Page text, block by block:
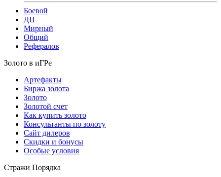
Боевой
ДП
Мирный
Общий
Рефералов
Золото в иГРе
Артефакты
Биржа золота
Золото
Золотой счет
Как купить золото
Консультанты по золоту
Сайт дилеров
Скидки и бонусы
Особые условия
Стражи Порядка